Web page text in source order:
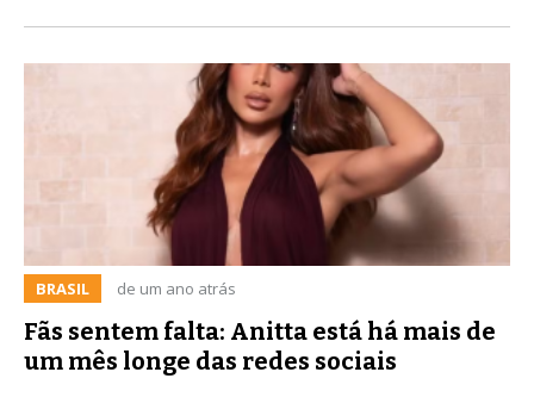
BRASIL de um ano atrás
Fãs sentem falta: Anitta está há mais de
um mês longe das redes sociais